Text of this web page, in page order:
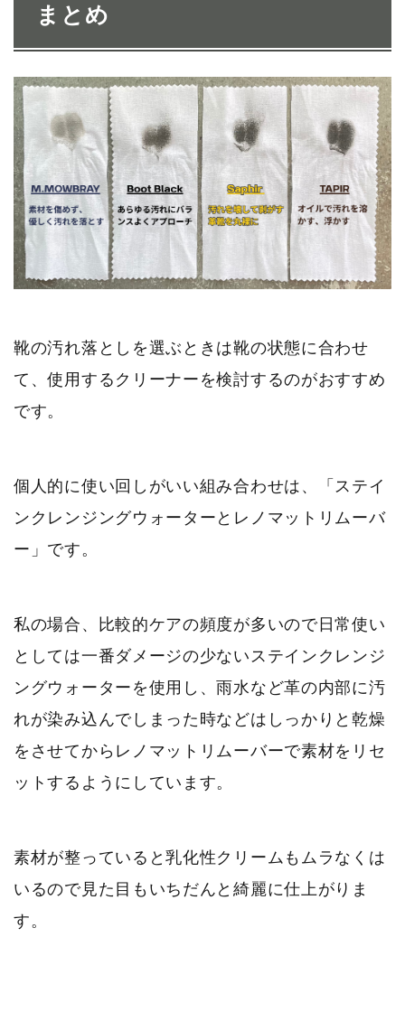
まとめ
靴の汚れ落としを選ぶときは靴の状態に合わせ
て、使用するクリーナーを検討するのがおすすめ
です。
個人的に使い回しがいい組み合わせは、「ステイ
ンクレンジングウォーターとレノマットリムーバ
ー」です。
私の場合、比較的ケアの頻度が多いので日常使い
としては一番ダメージの少ないステインクレンジ
ングウォーターを使用し、雨水など革の内部に汚
れが染み込んでしまった時などはしっかりと乾燥
をさせてからレノマットリムーバーで素材をリセ
ットするようにしています。
素材が整っていると乳化性クリームもムラなくは
いるので見た目もいちだんと綺麗に仕上がりま
す。